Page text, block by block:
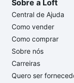
Sobre a Loft
Central de Ajuda
Como vender
Como comprar
Sobre nós
Carreiras
Quero ser